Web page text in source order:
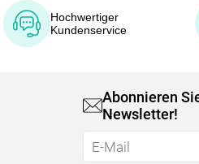
Hochwertiger
Kundenservice
Abonnieren
Newsletter!